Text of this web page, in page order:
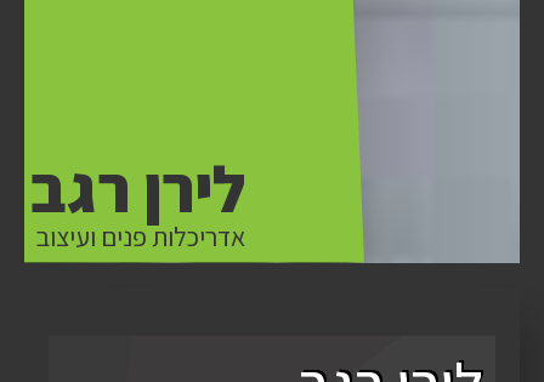
לירן רגב
אדריכלות פנים ועיצוב